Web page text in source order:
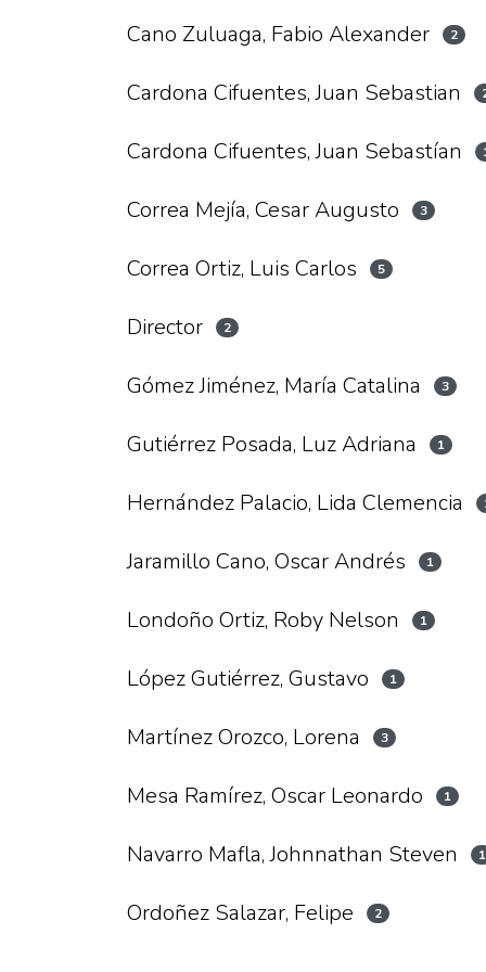
Cano Zuluaga, Fabio Alexander 2
Cardona Cifuentes, Juan Sebastian
Cardona Cifuentes, Juan Sebastían
Correa Mejía, Cesar Augusto 3
Correa Ortiz, Luis Carlos 5
Director 2
Gómez Jiménez, María Catalina 3
Gutiérrez Posada, Luz Adriana 1
Hernández Palacio, Lida Clemencia
Jaramillo Cano, Oscar Andrés 1
Londoño Ortiz, Roby Nelson 1
López Gutiérrez, Gustavo 1
Martínez Orozco, Lorena 3
Mesa Ramírez, Oscar Leonardo 1
Navarro Mafla, Johnnathan Steven 1
Ordoñez Salazar, Felipe 2